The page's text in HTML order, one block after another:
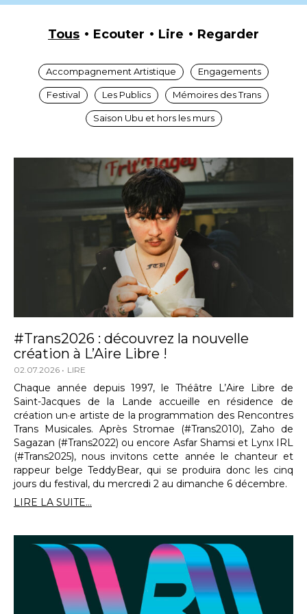
Tous Ecouter Lire Regarder
Accompagnement Artistique Engagements
Festival Les Publics Mémoires des Trans
Saison Ubu et hors les murs
#Trans2026 : découvrez la nouvelle
création à L’Aire Libre !
02.07.2026 LIRE
Chaque année depuis 1997, le Théâtre L’Aire Libre de
Saint-Jacques de la Lande accueille en résidence de
création un·e artiste de la programmation des Rencontres
Trans Musicales. Après Stromae (#Trans2010), Zaho de
Sagazan (#Trans2022) ou encore Asfar Shamsi et Lynx IRL
(#Trans2025), nous invitons cette année le chanteur et
rappeur belge TeddyBear, qui se produira donc les cinq
jours du festival, du mercredi 2 au dimanche 6 décembre.
LIRE LA SUITE...